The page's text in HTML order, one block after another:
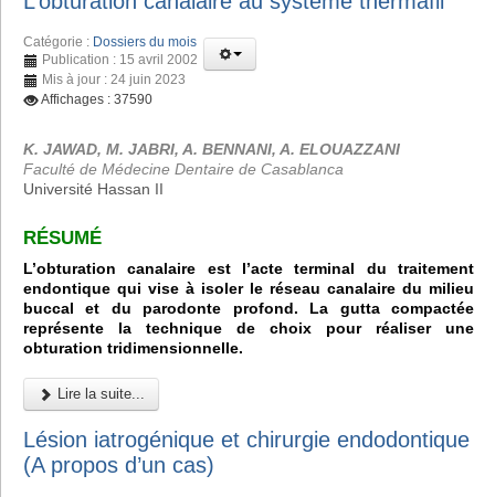
Catégorie : Dossiers du mois
Publication : 15 avril 2002
Mis à jour : 24 juin 2023
Affichages : 37590
K. JAWAD, M. JABRI, A. BENNANI, A. ELOUAZZANI
Faculté de Médecine Dentaire de Casablanca
Université Hassan II
RÉSUMÉ
L’obturation canalaire est l’acte terminal du traitement
endontique qui vise à isoler le réseau canalaire du milieu
buccal et du parodonte profond. La gutta compactée
représente la technique de choix pour réaliser une
obturation tridimensionnelle.
Lire la suite...
Lésion iatrogénique et chirurgie endodontique
(A propos d’un cas)